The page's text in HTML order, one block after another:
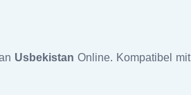
Usbekistan Online. Kompatibel mit